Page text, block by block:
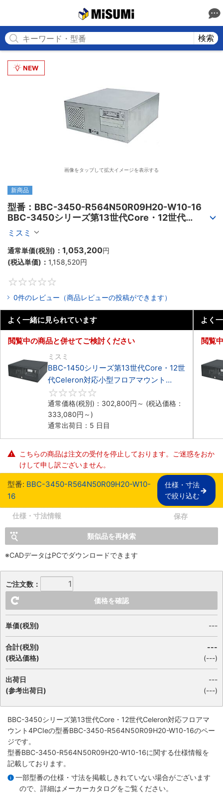
検索
画像をタップして拡大イメージを表示する
新商品
型番：BBC-3450-R564N50R09H20-W10-16
BBC-3450シリーズ第13世代Core・12世代
Celeron対応フロアマウント4PCIe
ミスミ
通常単価(税別)： 1,053,200円
(税込単価)： 1,158,520円
0件のレビュー（商品レビューの投稿ができます）
よく一緒に見られています
閲覧中の商品と併せてご検討ください
ミスミ
BBC-1450シリーズ第13世代Core・12世
代Celeron対応小型フロアマウント
4PCIe
通常価格(税別)： 302,800円 ～ (税込価格：
333,080円 ～)
通常出荷日：5 日目
よく
閲覧
こちらの商品は注文の受付を停止しております。ご迷惑をおか
けして申し訳ございません。
型番: BBC-3450-R564N50R09H20-W10-
16
仕様・寸法
で絞り込む
仕様・寸法情報 保存
類似品を再検索
※CADデータはPCでダウンロードできます
ご注文数：
価格を確認
単価(税別) ---
合計(税別)
(税込価格)
---
(---)
出荷日
(参考出荷日)
---
(---)
BBC-3450シリーズ第13世代Core・12世代Celeron対応フロアマ
ウント4PCIeの型番BBC-3450-R564N50R09H20-W10-16のペー
ジです。
型番BBC-3450-R564N50R09H20-W10-16に関する仕様情報を
記載しております。
一部型番の仕様・寸法を掲載しきれていない場合がございます
ので、詳細は メーカーカタログをご覧ください。